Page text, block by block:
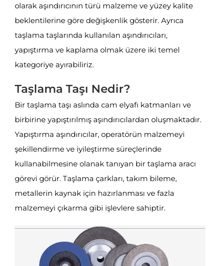
olarak aşındırıcının türü malzeme ve yüzey kalite
beklentilerine göre değişkenlik gösterir. Ayrıca
taşlama taşlarında kullanılan aşındırıcıları,
yapıştırma ve kaplama olmak üzere iki temel
kategoriye ayırabiliriz.
Taşlama Taşı Nedir?
Bir taşlama taşı aslında cam elyafı katmanları ve
birbirine yapıştırılmış aşındırıcılardan oluşmaktadır.
Yapıştırma aşındırıcılar, operatörün malzemeyi
şekillendirme ve iyileştirme süreçlerinde
kullanabilmesine olanak tanıyan bir taşlama aracı
görevi görür. Taşlama çarkları, takım bileme,
metallerin kaynak için hazırlanması ve fazla
malzemeyi çıkarma gibi işlevlere sahiptir.